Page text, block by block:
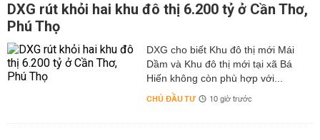
DXG rút khỏi hai khu đô thị 6.200 tỷ ở Cần Thơ,
Phú Thọ
DXG cho biết Khu đô thị mới Mái
Dầm và Khu đô thị mới tại xã Bá
Hiến không còn phù hợp với...
CHỦ ĐẦU TƯ 10 giờ trước